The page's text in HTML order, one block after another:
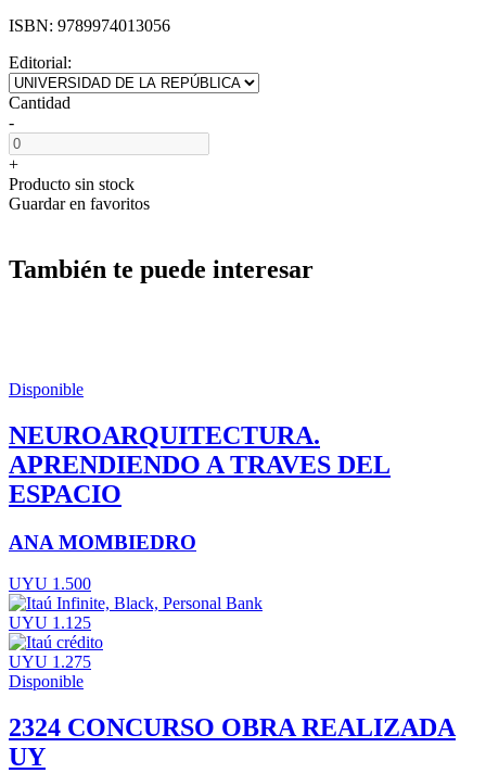
ISBN: 9789974013056
Editorial:
Cantidad
-
+
Producto sin stock
Guardar en favoritos
También te puede interesar
Disponible
NEUROARQUITECTURA.
APRENDIENDO A TRAVES DEL
ESPACIO
ANA MOMBIEDRO
UYU 1.500
UYU 1.125
UYU 1.275
Disponible
2324 CONCURSO OBRA REALIZADA
UY